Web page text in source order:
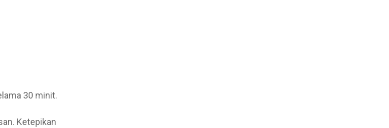
30 minit.
Ketepikan